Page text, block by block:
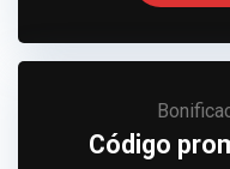
Código